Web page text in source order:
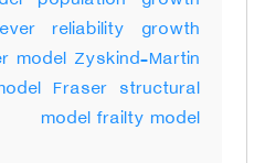
reliability growth
model Zyskind-Martin
Fraser structural
model frailty model